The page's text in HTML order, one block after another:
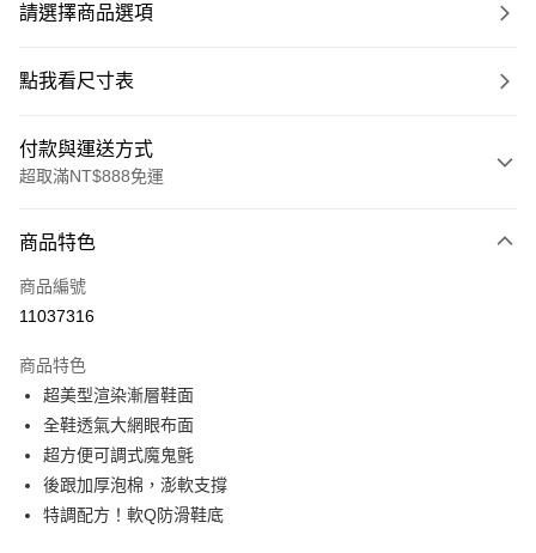
請選擇商品選項
點我看尺寸表
付款與運送方式
超取滿NT$888免運
信用卡一次付款
超商取貨付款
Apple Pay
街口支付
悠遊付
全盈+PAY
商品特色
商品編號
11037316
商品特色
超美型渲染漸層鞋面
全鞋透氣大網眼布面
超方便可調式魔鬼氈
後跟加厚泡棉，澎軟支撐
特調配方！軟Q防滑鞋底